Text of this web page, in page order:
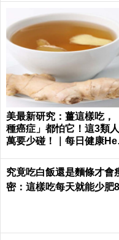
美最新研究：薑這樣吃，
種癌症」都怕它！這3類
萬要少碰！｜每日健康
究竟吃白飯還是麵條才會
密：這樣吃每天就能少肥